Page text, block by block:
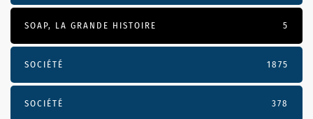
SOAP, LA GRANDE HISTOIRE 5
SOCIÉTÉ 1875
SOCIÉTÉ 378